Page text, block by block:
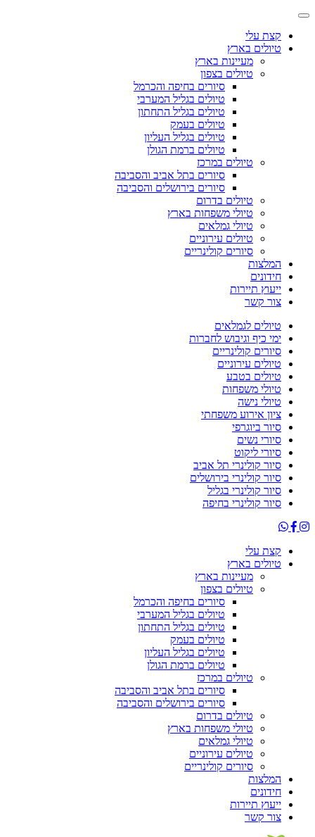
קצת עלי
טיולים בארץ
מעיינות בארץ
טיולים בצפון
סיורים בחיפה והכרמל
טיולים בגליל המערבי
טיולים בגליל התחתון
טיולים בעמק
טיולים בגליל העליון
טיולים ברמת הגולן
טיולים במרכז
סיורים בתל אביב והסביבה
סיורים בירושלים והסביבה
טיולים בדרום
טיולי משפחות בארץ
טיולי גמלאים
טיולים עירוניים
סיורים קולינריים
המלצות
חידונים
ייעוץ תיירות
צור קשר
טיולים לגמלאים
ימי כיף וגיבוש לחברות
סיורים קולינריים
טיולים עירוניים
טיולים בטבע
טיולי משפחות
טיולי נישה
ציון אירוע משפחתי
סיור ביוגרפי
סיורי נשים
סיורי ליקוט
סיור קולינרי תל אביב
סיור קולינרי בירושלים
סיור קולינרי בגליל
סיור קולינרי בחיפה
קצת עלי
טיולים בארץ
מעיינות בארץ
טיולים בצפון
סיורים בחיפה והכרמל
טיולים בגליל המערבי
טיולים בגליל התחתון
טיולים בעמק
טיולים בגליל העליון
טיולים ברמת הגולן
טיולים במרכז
סיורים בתל אביב והסביבה
סיורים בירושלים והסביבה
טיולים בדרום
טיולי משפחות בארץ
טיולי גמלאים
טיולים עירוניים
סיורים קולינריים
המלצות
חידונים
ייעוץ תיירות
צור קשר